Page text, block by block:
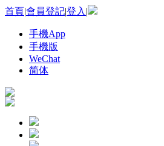
首頁|會員登記|登入 |
手機App
手機版
WeChat
简体